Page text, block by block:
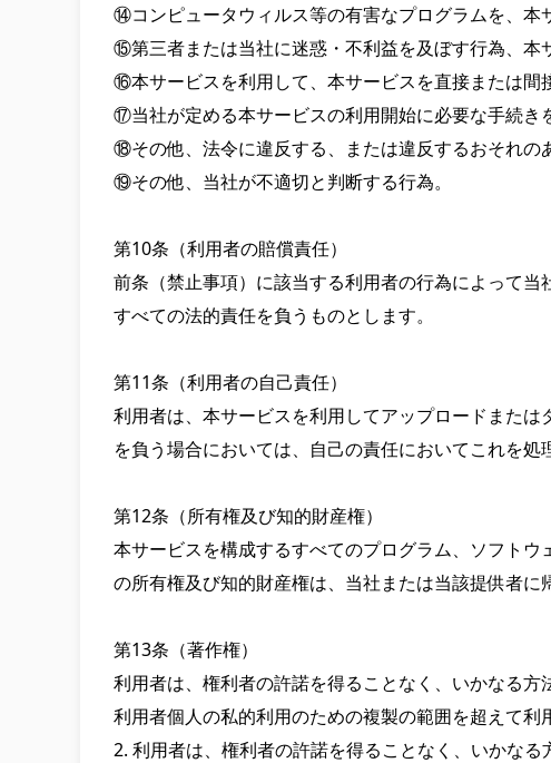
⑭コンピュータウィルス等の有害なプログラムを、本
⑮第三者または当社に迷惑・不利益を及ぼす行為、本
⑯本サービスを利用して、本サービスを直接または間
⑰当社が定める本サービスの利用開始に必要な手続き
⑱その他、法令に違反する、または違反するおそれの
⑲その他、当社が不適切と判断する行為。
第10条（利用者の賠償責任）
前条（禁止事項）に該当する利用者の行為によって
すべての法的責任を負うものとします。
第11条（利用者の自己責任）
利用者は、本サービスを利用してアップロードまた
を負う場合においては、自己の責任においてこれを
第12条（所有権及び知的財産権）
本サービスを構成するすべてのプログラム、ソフト
の所有権及び知的財産権は、当社または当該提供者に
第13条（著作権）
利用者は、権利者の許諾を得ることなく、いかなる
利用者個人の私的利用のための複製の範囲を超えて利
2. 利用者は、権利者の許諾を得ることなく、いかな